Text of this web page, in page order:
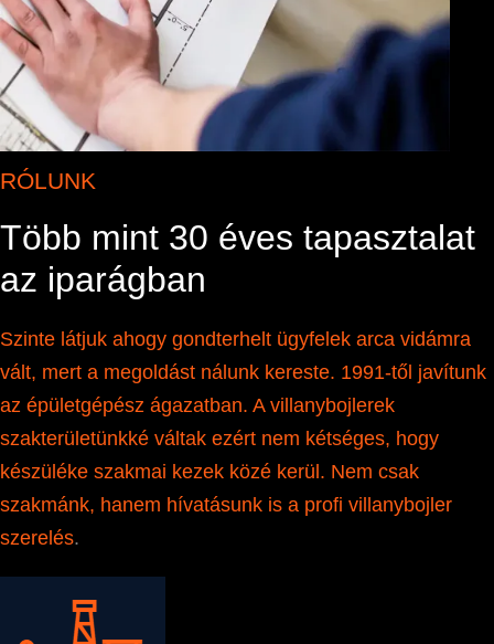
RÓLUNK
Több mint 30 éves tapasztalat
az iparágban
Szinte látjuk ahogy gondterhelt ügyfelek arca vidámra
vált, mert a megoldást nálunk kereste. 1991-től javítunk
az épületgépész ágazatban. A villanybojlerek
szakterületünkké váltak ezért nem kétséges, hogy
készüléke szakmai kezek közé kerül. Nem csak
szakmánk, hanem hívatásunk is a profi villanybojler
szerelés.